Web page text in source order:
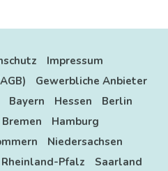
Impressum
Gewerbliche Anbieter
Bayern Hessen
Berlin
Bremen
Hamburg
Niedersachsen
Rheinland-Pfalz Saarland